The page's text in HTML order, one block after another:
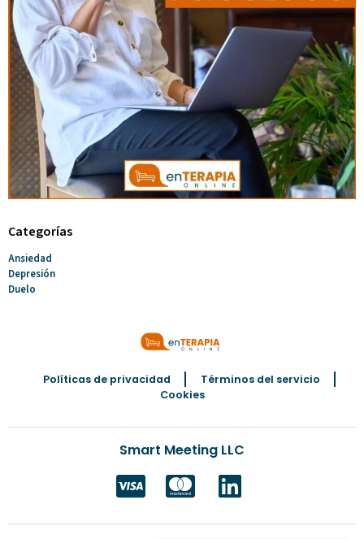
Categorías
Ansiedad
Depresión
Duelo
Políticas de privacidad
Términos del servicio
Cookies
Smart Meeting LLC